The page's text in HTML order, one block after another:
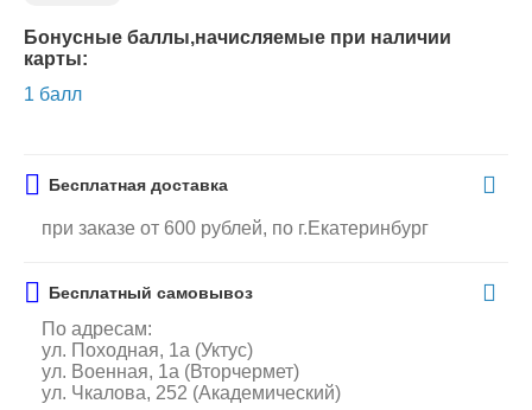
Бонусные баллы,начисляемые при наличии
карты:
1 балл
Бесплатная доставка
при заказе от 600 рублей, по г.Екатеринбург
Бесплатный самовывоз
По адресам:
ул. Походная, 1а (Уктус)
ул. Военная, 1а (Вторчермет)
ул. Чкалова, 252 (Академический)